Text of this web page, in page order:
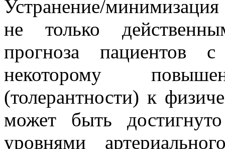
Устранение/
не только
прогноза пациентов
некоторому
(толерантности) к
может быть
уровнями